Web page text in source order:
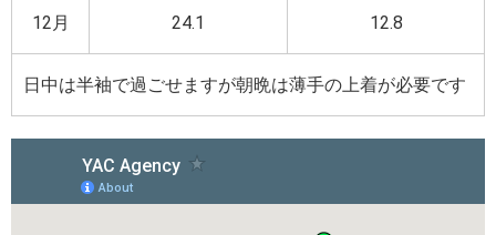
12月 24.1 12.8
日中は半袖で過ごせますが朝晩は薄手の上着が必要です